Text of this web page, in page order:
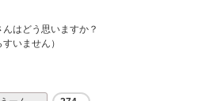
はどう思いますか？
いません）